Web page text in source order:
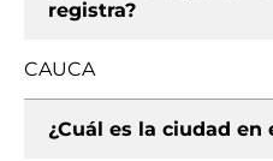
registra?
CAUCA
¿Cuál es la ciudad en